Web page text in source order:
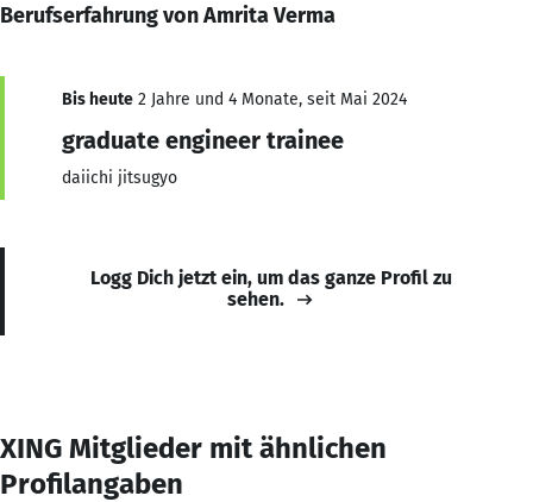
Berufserfahrung von Amrita Verma
Bis heute 2 Jahre und 4 Monate, seit Mai 2024
graduate engineer trainee
daiichi jitsugyo
Logg Dich jetzt ein, um das ganze Profil zu
sehen.
XING Mitglieder mit ähnlichen
Profilangaben